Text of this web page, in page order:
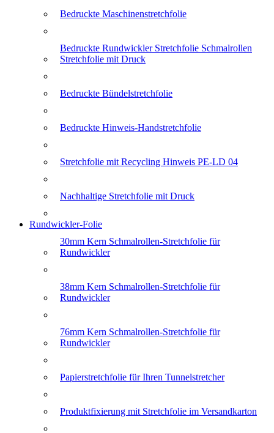
Bedruckte Maschinenstretchfolie
Bedruckte Rundwickler Stretchfolie Schmalrollen
Stretchfolie mit Druck
Bedruckte Bündelstretchfolie
Bedruckte Hinweis-Handstretchfolie
Stretchfolie mit Recycling Hinweis PE-LD 04
Nachhaltige Stretchfolie mit Druck
Rundwickler-Folie
30mm Kern Schmalrollen-Stretchfolie für
Rundwickler
38mm Kern Schmalrollen-Stretchfolie für
Rundwickler
76mm Kern Schmalrollen-Stretchfolie für
Rundwickler
Papierstretchfolie für Ihren Tunnelstretcher
Produktfixierung mit Stretchfolie im Versandkarton